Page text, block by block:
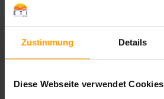
Zustimmung Details
Diese Webseite verwendet Cookies
Weitere Hinweise
Bewertungen